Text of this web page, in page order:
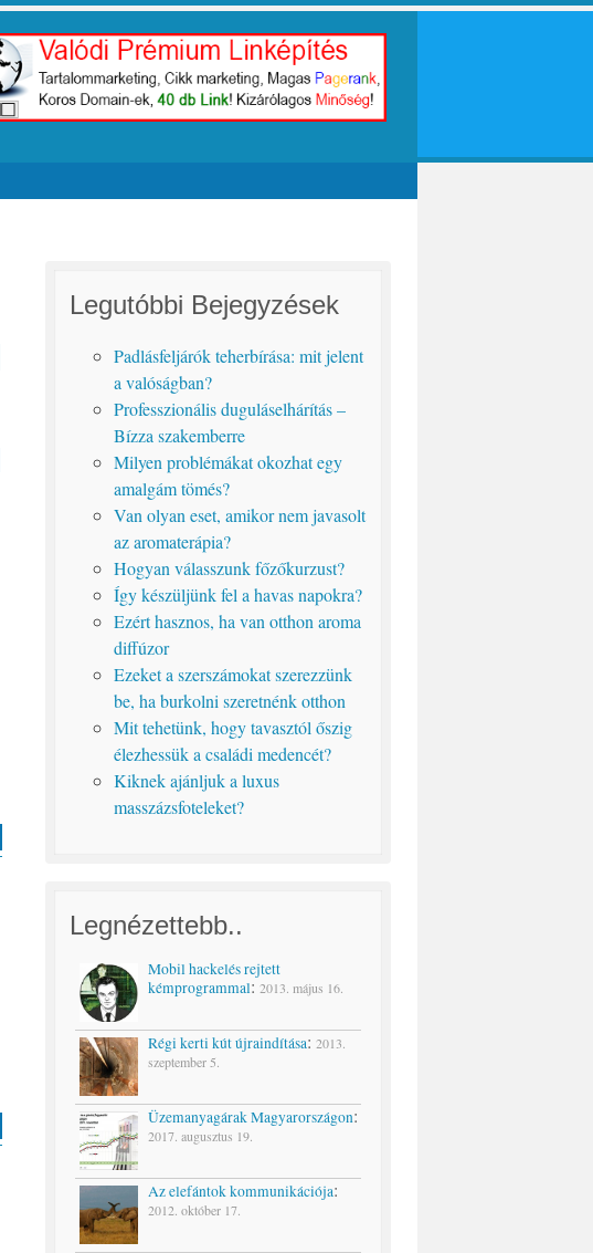
Legutóbbi Bejegyzések
Padlásfeljárók teherbírása: mit jelent
a valóságban?
Professzionális duguláselhárítás –
Bízza szakemberre
Milyen problémákat okozhat egy
amalgám tömés?
Van olyan eset, amikor nem javasolt
az aromaterápia?
Hogyan válasszunk főzőkurzust?
Így készüljünk fel a havas napokra?
Ezért hasznos, ha van otthon aroma
diffúzor
Ezeket a szerszámokat szerezzünk
be, ha burkolni szeretnénk otthon
Mit tehetünk, hogy tavasztól őszig
élezhessük a családi medencét?
Kiknek ajánljuk a luxus
masszázsfoteleket?
Legnézettebb..
Mobil hackelés rejtett
kémprogrammal:2013. május 16.
Régi kerti kút újraindítása:2013.
szeptember 5.
Üzemanyagárak Magyarországon:
2017. augusztus 19.
Az elefántok kommunikációja:
2012. október 17.